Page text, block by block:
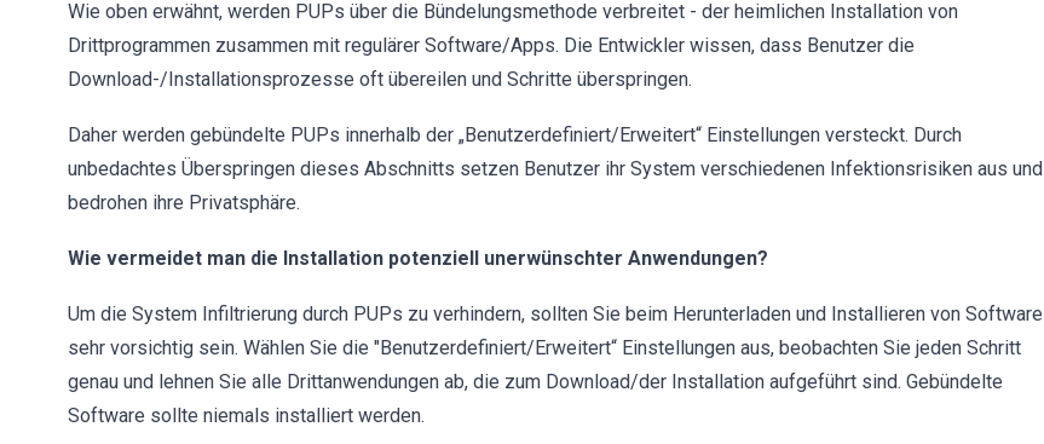
Wie oben erwähnt, werden PUPs über die Bündelungsmethode verbreitet - der heimlichen Installation von
Drittprogrammen zusammen mit regulärer Software/Apps. Die Entwickler wissen, dass Benutzer die
Download-/Installationsprozesse oft übereilen und Schritte überspringen.
Daher werden gebündelte PUPs innerhalb der „Benutzerdefiniert/Erweitert“ Einstellungen versteckt. Durch
unbedachtes Überspringen dieses Abschnitts setzen Benutzer ihr System verschiedenen Infektionsrisiken aus und
bedrohen ihre Privatsphäre.
Wie vermeidet man die Installation potenziell unerwünschter Anwendungen?
Um die System Infiltrierung durch PUPs zu verhindern, sollten Sie beim Herunterladen und Installieren von Software
sehr vorsichtig sein. Wählen Sie die "Benutzerdefiniert/Erweitert“ Einstellungen aus, beobachten Sie jeden Schritt
genau und lehnen Sie alle Drittanwendungen ab, die zum Download/der Installation aufgeführt sind. Gebündelte
Software sollte niemals installiert werden.